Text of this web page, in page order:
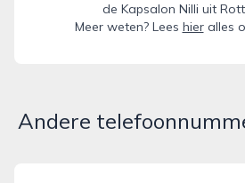
de Kapsalon Nilli uit
Meer weten? Lees hieralles
Andere